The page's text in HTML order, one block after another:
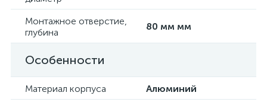
Монтажное отверстие,
глубина
80 мм мм
Особенности
Материал корпуса Алюминий